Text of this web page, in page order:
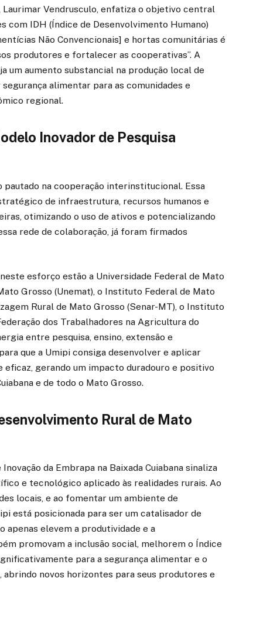
Vendrusculo, enfatiza o objetivo central
com IDH (Índice de Desenvolvimento Humano)
Não Convencionais] e hortas comunitárias é
produtores e fortalecer as cooperativas”. A
um aumento substancial na produção local de
alimentar para as comunidades e
regional.
Inovador de Pesquisa
pautado na cooperação interinstitucional. Essa
de infraestrutura, recursos humanos e
otimizando o uso de ativos e potencializando
rede de colaboração, já foram firmados
esforço estão a Universidade Federal de Mato
Grosso (Unemat), o Instituto Federal de Mato
Rural de Mato Grosso (Senar-MT), o Instituto
dos Trabalhadores na Agricultura do
entre pesquisa, ensino, extensão e
que a Umipi consiga desenvolver e aplicar
gerando um impacto duradouro e positivo
e de todo o Mato Grosso.
Rural de Mato
da Embrapa na Baixada Cuiabana sinaliza
e tecnológico aplicado às realidades rurais. Ao
locais, e ao fomentar um ambiente de
está posicionada para ser um catalisador de
apenas elevem a produtividade e a
promovam a inclusão social, melhorem o Índice
para a segurança alimentar e o
novos horizontes para seus produtores e